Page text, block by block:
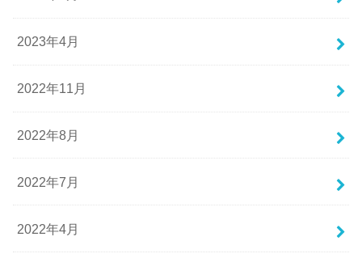
2023年4月
2022年11月
2022年8月
2022年7月
2022年4月